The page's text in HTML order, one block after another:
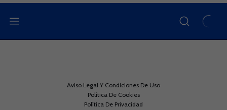
Aviso Legal Y Condiciones De Uso
Política De Cookies
Política De Privacidad